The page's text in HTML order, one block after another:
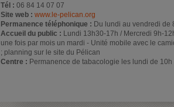
Tél : 06 84 14 07 07
Site web : www.le-pelican.org
Permanence téléphonique : Du lundi au vendredi de
Accueil du public : Lundi 13h30-17h / Mercredi 9h-
une fois par mois un mardi - Unité mobile avec le
; planning sur le site du Pélican
Centre : Permanence de tabacologie les lundi de 10h